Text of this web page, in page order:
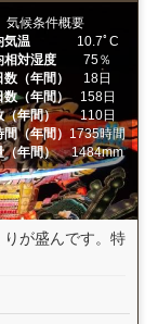
気候条件概要
気温
10.7ﾟC
相対湿度
75％
（年間）
18日
数（年間）
158日
（年間）
110日
（年間） 1735時間
（年間）
1484mm
が盛んです。特